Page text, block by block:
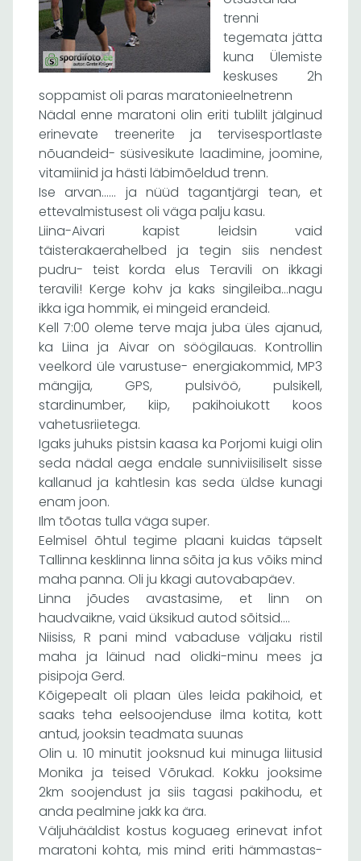
trenni
tegemata jätta
kuna Ülemiste
keskuses 2h
soppamist oli paras maratonieelnetrenn
Nädal enne maratoni olin eriti tublilt jälginud
erinevate treenerite ja tervisesportlaste
nõuandeid- süsivesikute laadimine, joomine,
vitamiinid ja hästi läbimõeldud trenn.
Ise arvan…… ja nüüd tagantjärgi tean, et
ettevalmistusest oli väga palju kasu.
Liina-Aivari kapist leidsin vaid
täisterakaerahelbed ja tegin siis nendest
pudru- teist korda elus Teravili on ikkagi
teravili! Kerge kohv ja kaks singileiba…nagu
ikka iga hommik, ei mingeid erandeid.
Kell 7:00 oleme terve maja juba üles ajanud,
ka Liina ja Aivar on söögilauas. Kontrollin
veelkord üle varustuse- energiakommid, MP3
mängija, GPS, pulsivöö, pulsikell,
stardinumber, kiip, pakihoiukott koos
vahetusriietega.
Igaks juhuks pistsin kaasa ka Porjomi kuigi olin
seda nädal aega endale sunniviisiliselt sisse
kallanud ja kahtlesin kas seda üldse kunagi
enam joon.
Ilm tõotas tulla väga super.
Eelmisel õhtul tegime plaani kuidas täpselt
Tallinna kesklinna linna sõita ja kus võiks mind
maha panna. Oli ju kkagi autovabapäev.
Linna jõudes avastasime, et linn on
haudvaikne, vaid üksikud autod sõitsid….
Niisiss, R pani mind vabaduse väljaku ristil
maha ja läinud nad olidki-minu mees ja
pisipoja Gerd.
Kõigepealt oli plaan üles leida pakihoid, et
saaks teha eelsoojenduse ilma kotita, kott
antud, jooksin teadmata suunas
Olin u. 10 minutit jooksnud kui minuga liitusid
Monika ja teised Võrukad. Kokku jooksime
2km soojendust ja siis tagasi pakihodu, et
anda pealmine jakk ka ära.
Väljuhääldist kostus koguaeg erinevat infot
maratoni kohta, mis mind eriti hämmastas-